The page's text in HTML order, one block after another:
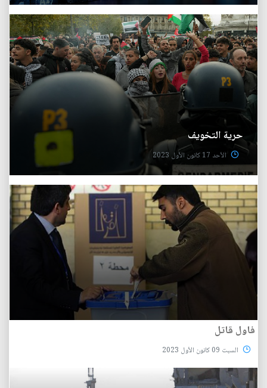
حرية التخويف
الأحد 17 كانون الأول 2023
فاول قاتل
السبت 09 كانون الأول 2023